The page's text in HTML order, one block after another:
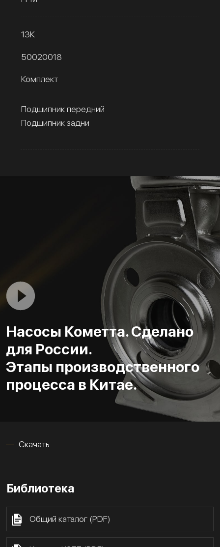
13К
50020018
Комплект
Подшипник передний
Подшипник задни
Насосы Кометта. Сделано
для России.
Этапы производственного
процесса в Китае.
Скачать
Библиотека
Общий каталог (PDF)